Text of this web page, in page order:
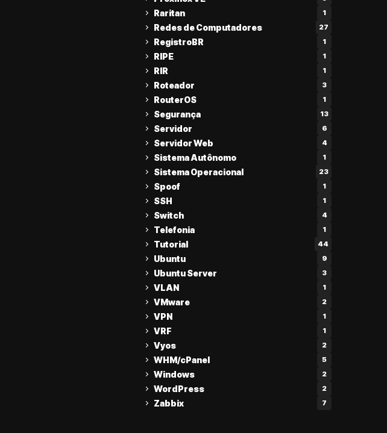
Raritan 1
Redes de Computadores 27
RegistroBR 1
RIPE 1
RIR 1
Roteador 3
RouterOS 1
Segurança 13
Servidor 6
Servidor Web 4
Sistema Autônomo 1
Sistema Operacional 23
Spoof 1
SSH 1
Switch 4
Telefonia 1
Tutorial 44
Ubuntu 9
Ubuntu Server 3
VLAN 1
VMware 2
VPN 1
VRF 1
Vyos 2
WHM/cPanel 5
Windows 2
WordPress 2
Zabbix 7